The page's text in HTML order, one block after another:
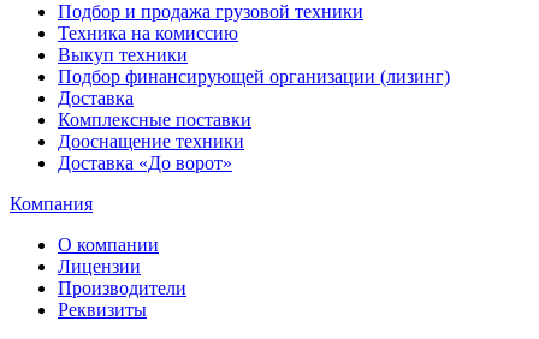
Подбор и продажа грузовой техники
Техника на комиссию
Выкуп техники
Подбор финансирующей организации (лизинг)
Доставка
Комплексные поставки
Дооснащение техники
Доставка «До ворот»
Компания
О компании
Лицензии
Производители
Реквизиты